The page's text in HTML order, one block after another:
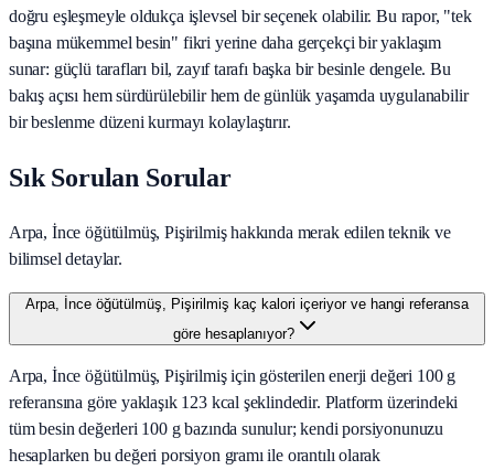
doğru eşleşmeyle oldukça işlevsel bir seçenek olabilir. Bu rapor, "tek
başına mükemmel besin" fikri yerine daha gerçekçi bir yaklaşım
sunar: güçlü tarafları bil, zayıf tarafı başka bir besinle dengele. Bu
bakış açısı hem sürdürülebilir hem de günlük yaşamda uygulanabilir
bir beslenme düzeni kurmayı kolaylaştırır.
Sık Sorulan Sorular
Arpa, İnce öğütülmüş, Pişirilmiş hakkında merak edilen teknik ve
bilimsel detaylar.
Arpa, İnce öğütülmüş, Pişirilmiş kaç kalori içeriyor ve hangi referansa
göre hesaplanıyor?
Arpa, İnce öğütülmüş, Pişirilmiş için gösterilen enerji değeri 100 g
referansına göre yaklaşık 123 kcal şeklindedir. Platform üzerindeki
tüm besin değerleri 100 g bazında sunulur; kendi porsiyonunuzu
hesaplarken bu değeri porsiyon gramı ile orantılı olarak